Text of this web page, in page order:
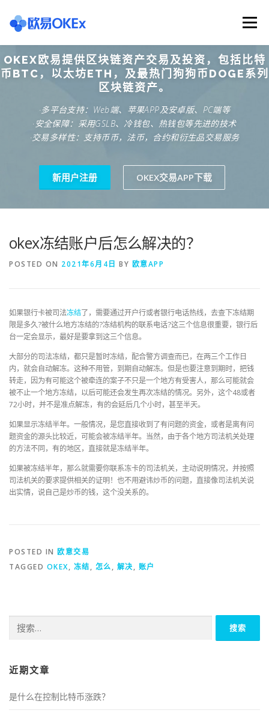
content
Menu
欧意交易所 关于欧意OKX 欧意APP下载
欧意注册网址 欧意交易下载 欧意团队
OKEX欧易提供区块链资产交易及投资，包括比特
币BTC，以太坊ETH，及最热门狗狗币DOGE系列
区块链资产。
·多平台支持：Web端、苹果APP及安卓版、PC端等
·安全保障：采用GSLB、冷钱包、热钱包等先进的技术
·交易多样性：支持币币，法币，合约和衍生品交易服务
新用户注册 OKEX交易APP下载
okex冻结账户后怎么解决的？
POSTED ON 2021年6月4日 BY 欧意APP
如果银行卡被司法冻结了，需要通过开户行或者银行电话热线，去查下冻结期
限是多久?被什么地方冻结的?冻结机构的联系电话?这三个信息很重要，银行后
台一定会显示，最好是要拿到这三个信息。
大部分的司法冻结，都只是暂时冻结，配合警方调查而已，在两三个工作日
内，就会自动解冻。这种不用管，到期自动解冻。但是也要注意到期时，把钱
转走，因为有可能这个被牵连的案子不只是一个地方有受害人，那么可能就会
被不止一个地方冻结，以后可能还会发生再次冻结的情况。另外，这个48或者
72小时，并不是准点解冻，有的会延后几个小时，甚至半天。
如果显示冻结半年。一般情况，是您直接收到了有问题的资金，或者是离有问
题资金的源头比较近，可能会被冻结半年。当然，由于各个地方司法机关处理
的方法不同，有的地区，直接就是冻结半年。
如果被冻结半年，那么就需要你联系冻卡的司法机关，主动说明情况，并按照
司法机关的要求提供相关的证明！也不用避讳炒币的问题，直接像司法机关说
出实情，说自己是炒币的钱，这个没关系的。
POSTED IN 欧意交易
TAGGED OKEX, 冻结, 怎么, 解决, 账户
索：
近期文章
是什么在控制比特币涨跌？